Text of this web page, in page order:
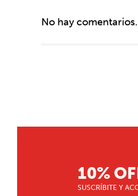
Título
Escribe un
No hay comentarios.
10%
SUSCRÍBITE Y